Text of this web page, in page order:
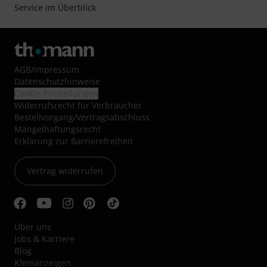
Service im Überblick
AGB/Impressum
Datenschutzhinweise
Widerrufsrecht für Verbraucher
Bestellvorgang/Vertragsabschluss
Mängelhaftungsrecht
Erklärung zur Barrierefreiheit
Vertrag widerrufen
Über uns
Jobs & Karriere
Blog
Kleinanzeigen